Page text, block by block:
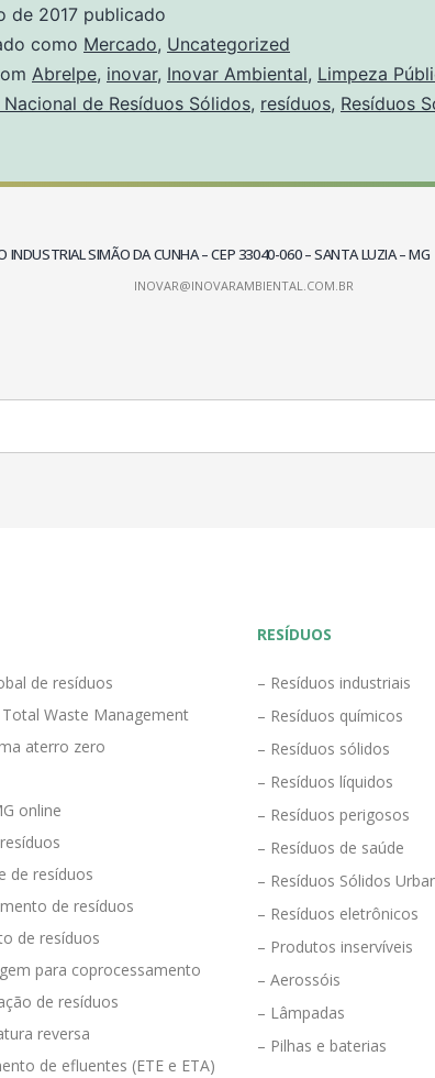
de 2017 publicado
como Mercado, Uncategorized
Abrelpe, inovar, Inovar Ambiental, Limpeza
de Resíduos Sólidos, resíduos, Resíduos
INDUSTRIAL SIMÃO DA CUNHA – CEP 33040-060 – SANTA LUZIA – MG
INOVAR@INOVARAMBIENTAL.COM.BR
de resíduos
Waste Management
aterro zero
online
de resíduos
de resíduos
de resíduos
para coprocessamento
de resíduos
reversa
de efluentes (ETE e ETA)
RESÍDUOS
– Resíduos industriais
– Resíduos químicos
– Resíduos sólidos
– Resíduos líquidos
– Resíduos perigosos
– Resíduos de saúde
– Resíduos Sólidos
– Resíduos eletrônicos
– Produtos inservíveis
– Aerossóis
– Lâmpadas
– Pilhas e baterias